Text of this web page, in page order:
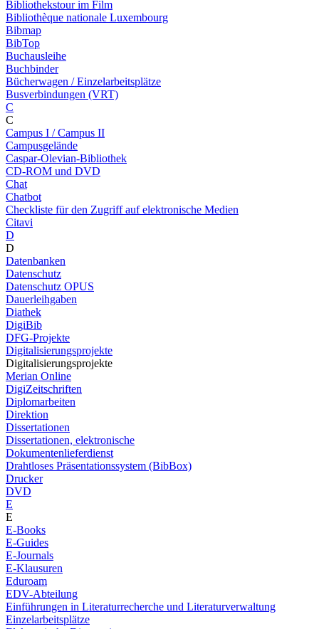
Bibliothekstour im Film
Bibliothèque nationale Luxembourg
Bibmap
BibTop
Buchausleihe
Buchbinder
Bücherwagen / Einzelarbeitsplätze
Busverbindungen (VRT)
C
C
Campus I / Campus II
Campusgelände
Caspar-Olevian-Bibliothek
CD-ROM und DVD
Chat
Chatbot
Checkliste für den Zugriff auf elektronische Medien
Citavi
D
D
Datenbanken
Datenschutz
Datenschutz OPUS
Dauerleihgaben
Diathek
DigiBib
DFG-Projekte
Digitalisierungsprojekte
Digitalisierungsprojekte
Merian Online
DigiZeitschriften
Diplomarbeiten
Direktion
Dissertationen
Dissertationen, elektronische
Dokumentenlieferdienst
Drahtloses Präsentationssystem (BibBox)
Drucker
DVD
E
E
E-Books
E-Guides
E-Journals
E-Klausuren
Eduroam
EDV-Abteilung
Einführungen in Literaturrecherche und Literaturverwaltung
Einzelarbeitsplätze